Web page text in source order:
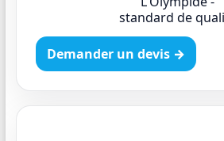
Demander un devis →